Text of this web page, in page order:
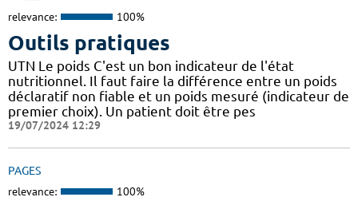
relevance: 100%
Outils pratiques
UTN Le poids C'est un bon indicateur de l'état
nutritionnel. Il faut faire la différence entre un poids
déclaratif non fiable et un poids mesuré (indicateur de
premier choix). Un patient doit être pes
19/07/2024 12:29
PAGES
relevance: 100%